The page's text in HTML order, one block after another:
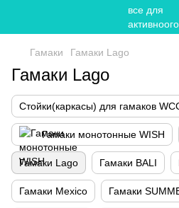
Гамаки Гамаки Lago
Гамаки Lago
Стойки(каркасы) для гамаков
Гамаки монотонные WISH
Гамаки Lago Гамаки BALI
Гамаки Mexico Гамаки